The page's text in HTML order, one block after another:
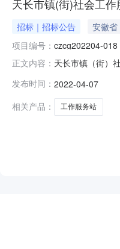
天长市镇(街)社会工
招标｜招标公告 安徽
项目编号： czcg202204-018
正文内容： 天长市镇（街）
号：
发布时间： 2022-04-07
相关产品：
工作服务站